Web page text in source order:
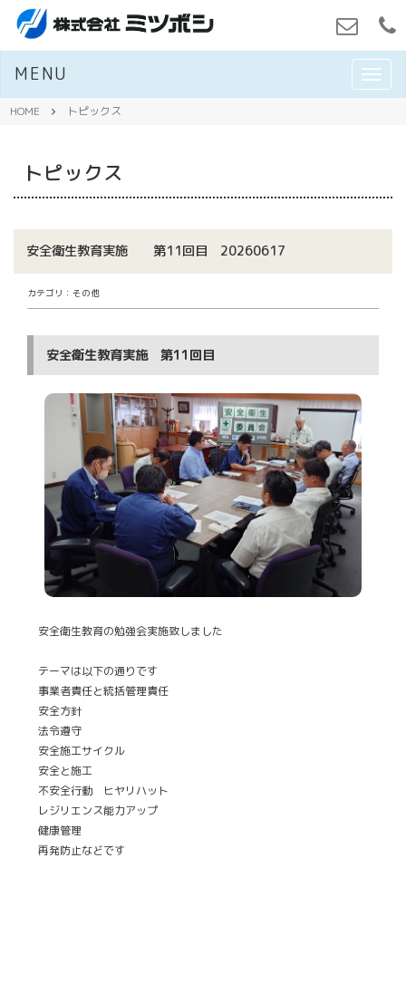
M
E
MENU
HOME トピックス
トピックス
安全衛生教育実施 第11回目 20260617
カテゴリ：その他
安全衛生教育実施 第11回目
安全衛生教育の勉強会実施致しました
テーマは以下の通りです
事業者責任と統括管理責任
安全方針
法令遵守
安全施工サイクル
安全と施工
不安全行動 ヒヤリハット
レジリエンス能力アップ
健康管理
再発防止などです